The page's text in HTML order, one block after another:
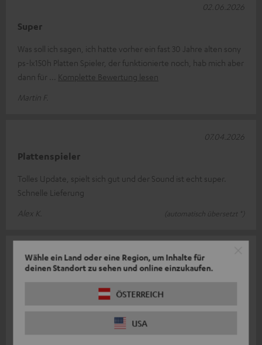
Wähle ein Land oder eine Region, um Inhalte für
deinen Standort zu sehen und online einzukaufen.
ÖSTERREICH
USA
Super
Was soll ich sagen, ich hatte vorher ein fast 30 Jahre alten sony
ps-lx150h Platten Spieler, der funktionierte noch, hab mich aber
dann für
Komplette Bewertung lesen
Martin F.
02.06.2026
Plattenspieler
Tolles Update, spielt sich gut und der Sound ist echt super.
Schnelle Lieferung
Alex K.
(automatisch übersetzt *)
07.04.2026
DUAL DT 400 USB
Der bei Ihnen gekaufte Plattenspieler erfüllt komplett meine
hervorragende Wiedergabequal
Komplette Bewertung lesen